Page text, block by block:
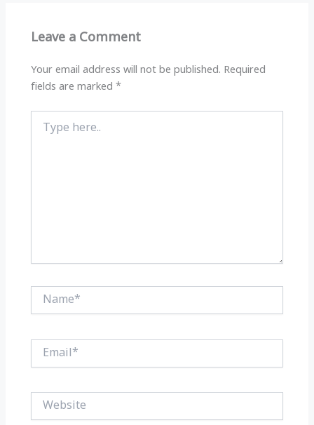
p m o
k
Leave a Comment
Your email address will not be published. Required
fields are marked*
here..
Name*
Email*
Website